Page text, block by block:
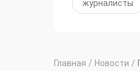
журналисты
Главная / Новости /